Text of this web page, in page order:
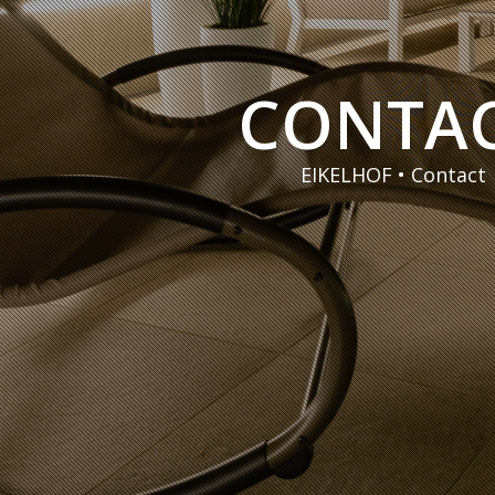
EIKELHOF • Contact